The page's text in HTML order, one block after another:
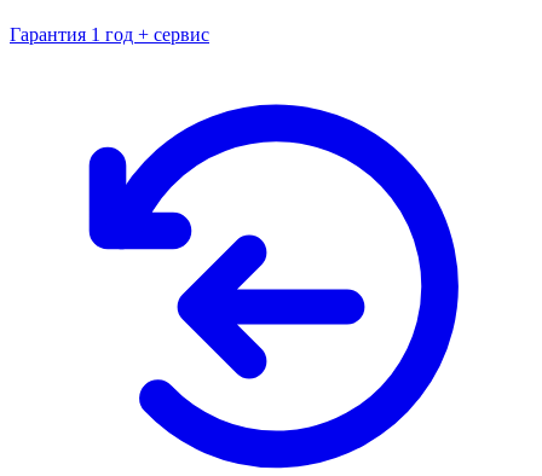
Гарантия 1 год + сервис